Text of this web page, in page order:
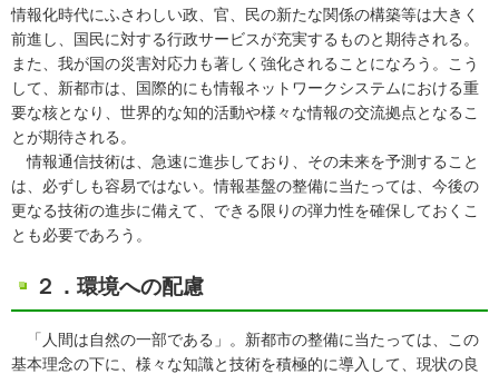
情報化時代にふさわしい政、官、民の新たな関係の構築等は大きく
前進し、国民に対する行政サービスが充実するものと期待される。
また、我が国の災害対応力も著しく強化されることになろう。こう
して、新都市は、国際的にも情報ネットワークシステムにおける重
要な核となり、世界的な知的活動や様々な情報の交流拠点となるこ
とが期待される。
情報通信技術は、急速に進歩しており、その未来を予測すること
は、必ずしも容易ではない。情報基盤の整備に当たっては、今後の
更なる技術の進歩に備えて、できる限りの弾力性を確保しておくこ
とも必要であろう。
２．環境への配慮
「人間は自然の一部である」。新都市の整備に当たっては、この
基本理念の下に、様々な知識と技術を積極的に導入して、現状の良